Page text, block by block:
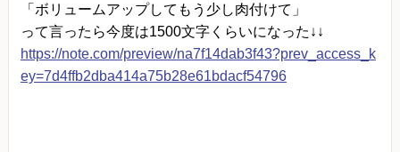
「ボリュームアップしてもう少し肉付けて」
って言ったら今度は1500文字くらいになった↓↓
https://note.com/preview/na7f14dab3f43?prev_access_k
ey=7d4ffb2dba414a75b28e61bdacf54796